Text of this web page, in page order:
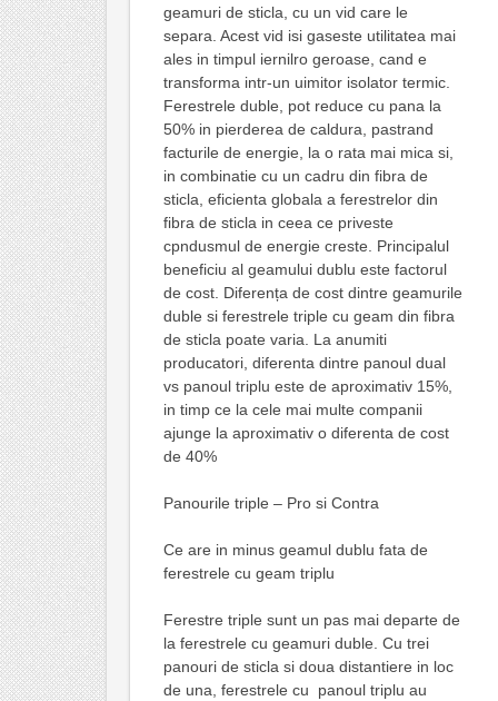
geamuri de sticla, cu un vid care le
separa. Acest vid isi gaseste utilitatea mai
ales in timpul iernilro geroase, cand e
transforma intr-un uimitor isolator termic.
Ferestrele duble, pot reduce cu pana la
50% in pierderea de caldura, pastrand
facturile de energie, la o rata mai mica si,
in combinatie cu un cadru din fibra de
sticla, eficienta globala a ferestrelor din
fibra de sticla in ceea ce priveste
cpndusmul de energie creste. Principalul
beneficiu al geamului dublu este factorul
de cost. Diferența de cost dintre geamurile
duble si ferestrele triple cu geam din fibra
de sticla poate varia. La anumiti
producatori, diferenta dintre panoul dual
vs panoul triplu este de aproximativ 15%,
in timp ce la cele mai multe companii
ajunge la aproximativ o diferenta de cost
de 40%
Panourile triple – Pro si Contra
Ce are in minus geamul dublu fata de
ferestrele cu geam triplu
Ferestre triple sunt un pas mai departe de
la ferestrele cu geamuri duble. Cu trei
panouri de sticla si doua distantiere in loc
de una, ferestrele cu panoul triplu au